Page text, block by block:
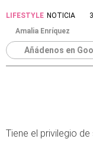
LIFESTYLE NOTICIA
Amalia Enríquez
Añádenos en
Tiene el privilegio